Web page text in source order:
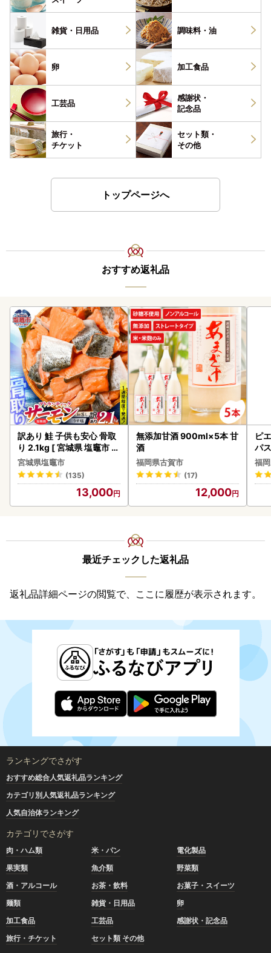
雑貨・ 日用品 調味料・ 油
卵 加工食品
工芸品
感謝状・
記念品
旅行・
チケット
セット類・
その他
トップページへ
おすすめ返礼品
訳あり 鮭 子供も安心 骨取
り 2.1kg [ 宮城県 塩竈市 ]
鮭
宮城県塩竈市
(135)
13,000
無添加甘酒 900ml×5本 甘
酒
福岡県古賀市
(17)
12,000
ピ
パ
福
最近チェックした返礼品
返礼品詳細ページの閲覧で、ここに履歴が表示されます。
ランキングでさがす
おすすめ総合人気返礼品ランキング
カテゴリ別人気返礼品ランキング
人気自治体ランキング
カテゴリでさがす
肉・ハム類 米・パン
電化製品
果実類
魚介類
野菜類
酒・アルコール
お茶・飲料
お菓子・スイーツ
麺類
雑貨・日用品
卵
加工食品
工芸品
感謝状・記念品
旅行・チケット
セット類 その他